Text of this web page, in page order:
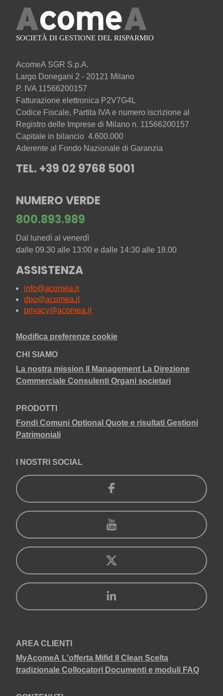
AcomeA SGR S.p.A.
Largo Donegani 2 - 20121 Milano
P. IVA 11566200157
Fatturazione elettronica P2V7G4L
Codice Fiscale, Partita IVA e numero iscrizione al
Registro delle Imprese di Milano n. 11566200157
Capitale in bilancio 4.600.000
Aderente al Fondo Nazionale di Garanzia
TEL. +39 02 9768 5001
NUMERO VERDE
800.893.989
Dal lunedì al venerdì
dalle 09.30 alle 13:00 e dalle 14:30 alle 18.00
ASSISTENZA
info@acomea.it
dpo@acomea.it
privacy@acomea.it
Modifica preferenze cookie
CHI SIAMO
La nostra mission
Il Management La Direzione
Commerciale Consulenti Organi societari
PRODOTTI
Fondi Comuni Optional Quote e risultati Gestioni
Patrimoniali
I NOSTRI SOCIAL
AREA CLIENTI
MyAcomeA L'offerta Mifid II Clean Scelta
tradizionale Collocatori Documenti e moduli FAQ